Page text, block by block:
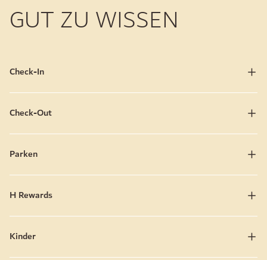
GUT ZU WISSEN
Check-In
Check-Out
Parken
H Rewards
Kinder